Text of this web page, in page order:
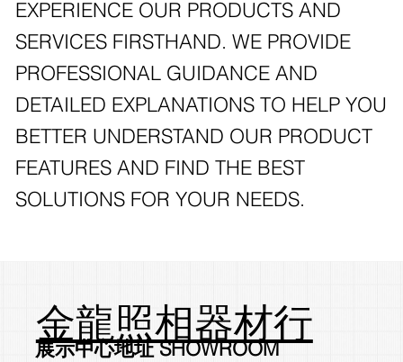
EXPERIENCE OUR PRODUCTS AND
SERVICES FIRSTHAND. WE PROVIDE
PROFESSIONAL GUIDANCE AND
DETAILED EXPLANATIONS TO HELP YOU
BETTER UNDERSTAND OUR PRODUCT
FEATURES AND FIND THE BEST
SOLUTIONS FOR YOUR NEEDS.
金龍照相器材行
展示中心地址 SHOWROOM